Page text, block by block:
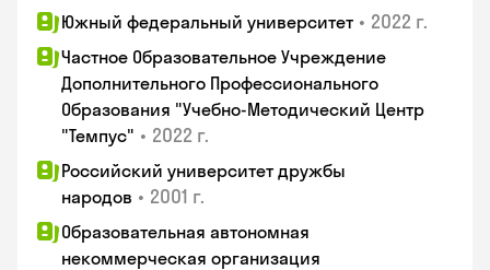
Южный федеральный университет • 2022 г.
Частное Образовательное Учреждение
Дополнительного Профессионального
Образования "Учебно-Методический Центр
"Темпус" • 2022 г.
Российский университет дружбы
народов • 2001 г.
Образовательная автономная
некоммерческая организация